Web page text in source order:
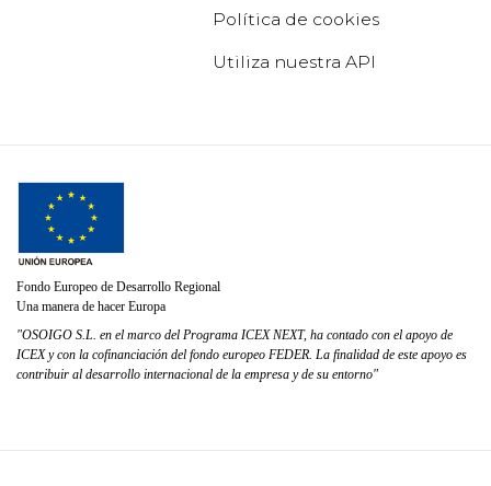
Política de cookies
Utiliza nuestra API
Fondo Europeo de Desarrollo Regional
Una manera de hacer Europa
"OSOIGO S.L. en el marco del Programa ICEX NEXT, ha contado con el apoyo de
ICEX y con la cofinanciación del fondo europeo FEDER. La finalidad de este apoyo es
contribuir al desarrollo internacional de la empresa y de su entorno"